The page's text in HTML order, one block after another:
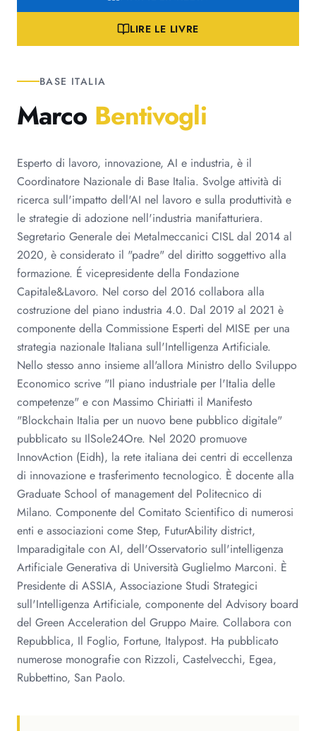
LIRE LE LIVRE
BASE ITALIA
Marco Bentivogli
Esperto di lavoro, innovazione, AI e industria, è il
Coordinatore Nazionale di Base Italia. Svolge attività di
ricerca sull'impatto dell'AI nel lavoro e sulla produttività e
le strategie di adozione nell'industria manifatturiera.
Segretario Generale dei Metalmeccanici CISL dal 2014 al
2020, è considerato il "padre" del diritto soggettivo alla
formazione. É vicepresidente della Fondazione
Capitale&Lavoro. Nel corso del 2016 collabora alla
costruzione del piano industria 4.0. Dal 2019 al 2021 è
componente della Commissione Esperti del MISE per una
strategia nazionale Italiana sull'Intelligenza Artificiale.
Nello stesso anno insieme all'allora Ministro dello Sviluppo
Economico scrive "Il piano industriale per l'Italia delle
competenze" e con Massimo Chiriatti il Manifesto
"Blockchain Italia per un nuovo bene pubblico digitale"
pubblicato su IlSole24Ore. Nel 2020 promuove
InnovAction (Eidh), la rete italiana dei centri di eccellenza
di innovazione e trasferimento tecnologico. È docente alla
Graduate School of management del Politecnico di
Milano. Componente del Comitato Scientifico di numerosi
enti e associazioni come Step, FuturAbility district,
Imparadigitale con AI, dell'Osservatorio sull'intelligenza
Artificiale Generativa di Università Guglielmo Marconi. È
Presidente di ASSIA, Associazione Studi Strategici
sull'Intelligenza Artificiale, componente del Advisory board
del Green Acceleration del Gruppo Maire. Collabora con
Repubblica, Il Foglio, Fortune, Italypost. Ha pubblicato
numerose monografie con Rizzoli, Castelvecchi, Egea,
Rubbettino, San Paolo.